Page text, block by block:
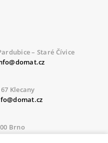
– Staré Čívice
Klecany
Brno